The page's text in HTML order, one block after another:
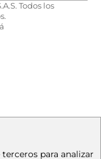
Todos los
para analizar